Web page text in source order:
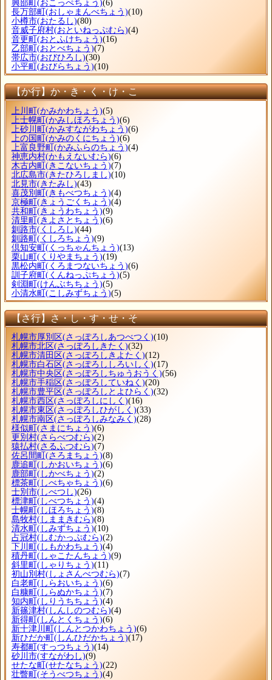
興部町 (おこっぺちょう)(6)
長万部町 (おしゃまんべちょう)(10)
小樽市(おたるし)(80)
音威子府村(おといねっぷむら)(4)
音更町 (おとふけちょう)(16)
乙部町 (おとべちょう)(7)
帯広市(おびひろし)(30)
小平町 (おびらちょう)(10)
【か行】か・き・く・け・こ
上川町(かみかわちょう)(5)
上士幌町(かみしほろちょう)(6)
上砂川町(かみすながわちょう)(6)
上の国町(かみのくにちょう)(6)
上富良野町(かみふらのちょう)(4)
神恵内村(かもえないむら)(6)
木古内町(きこないちょう)(7)
北広島市(きたひろしまし)(10)
北見市(きたみし)(43)
喜茂別町(きもべつちょう)(4)
京極町(きょうごくちょう)(4)
共和町(きょうわちょう)(9)
清里町(きよさとちょう)(6)
釧路市(くしろし)(44)
釧路町(くしろちょう)(9)
倶知安町(くっちゃんちょう)(13)
栗山町(くりやまちょう)(19)
黒松内町(くろまつないちょう)(6)
訓子府町(くんねっぷちょう)(5)
剣淵町(けんぶちちょう)(5)
小清水町(こしみずちょう)(5)
【さ行】さ・し・す・せ・そ
札幌市厚別区(さっぽろしあつべつく)(10)
札幌市北区(さっぽろしきたく)(32)
札幌市清田区(さっぽろしきよたく)(12)
札幌市白石区(さっぽろししろいしく)(17)
札幌市中央区(さっぽろしちゅうおうく)(56)
札幌市手稲区(さっぽろしていねく)(20)
札幌市豊平区(さっぽろしとよひらく)(32)
札幌市西区(さっぽろしにしく)(16)
札幌市東区(さっぽろしひがしく)(33)
札幌市南区(さっぽろしみなみく)(28)
様似町 (さまにちょう)(6)
更別村(さらべつむら)(2)
猿払村(さるふつむら)(7)
佐呂間町 (さろまちょう)(8)
鹿追町 (しかおいちょう)(6)
鹿部町 (しかべちょう)(2)
標茶町 (しべちゃちょう)(6)
士別市(しべつし)(26)
標津町 (しべつちょう)(4)
士幌町 (しほろちょう)(8)
島牧村(しままきむら)(8)
清水町 (しみずちょう)(10)
占冠村(しむかっぷむら)(2)
下川町 (しもかわちょう)(4)
積丹町 (しゃこたんちょう)(9)
斜里町 (しゃりちょう)(11)
初山別村(しょさんべつむら)(7)
白老町 (しらおいちょう)(6)
白糠町 (しらぬかちょう)(7)
知内町 (しりうちちょう)(4)
新篠津村(しんしのつむら)(4)
新得町 (しんとくちょう)(6)
新十津川町 (しんとつかわちょう)(6)
新ひだか町 (しんひだかちょう)(17)
寿都町 (すっつちょう)(14)
砂川市(すながわし)(9)
せたな町 (せたなちょう)(22)
壮瞥町 (そうべつちょう)(4)